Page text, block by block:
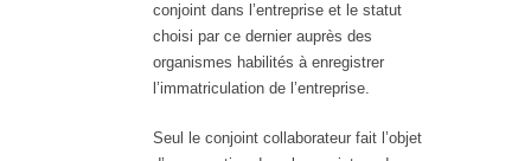
conjoint dans l’entreprise et le statut
choisi par ce dernier auprès des
organismes habilités à enregistrer
l’immatriculation de l’entreprise.
Seul le conjoint collaborateur fait l’objet